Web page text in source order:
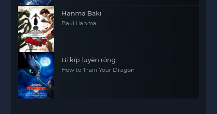
Hanma Baki
Baki Hanma
Bí kíp luyện rồng
How to Train Your Dragon